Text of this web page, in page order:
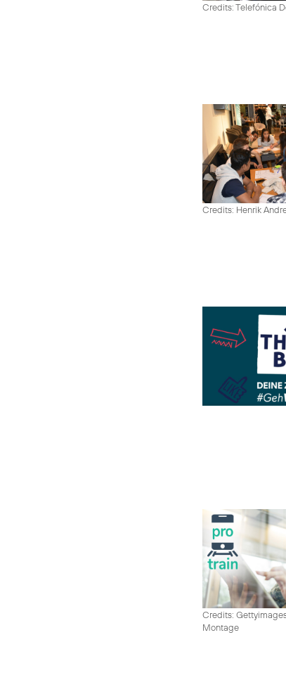
Credits: Telefónica
Credits: Henrik
Credits:
Montage